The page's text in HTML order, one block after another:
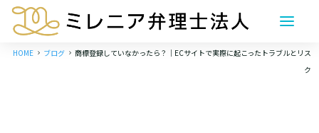
HOME 5 ブログ 5 商標登録していなかったら？｜ECサイトで実際に起こったトラブルとリス
ク